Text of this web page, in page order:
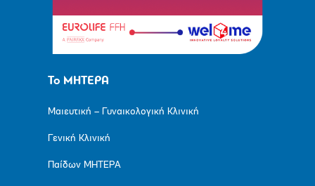
Το ΜΗΤΕΡΑ
Μαιευτική – Γυναικολογική Κλινική
Γενική Κλινική
Παίδων ΜΗΤΕΡΑ